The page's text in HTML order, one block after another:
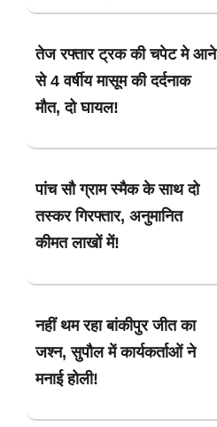
तेज रफ्तार ट्रक की चपेट मे आने
से 4 वर्षीय मासूम की दर्दनाक
मौत, दो घायल!
पांच सौ ग्राम स्मैक के साथ दो
तस्कर गिरफ्तार, अनुमानित
कीमत लाखों में!
नहीं थम रहा बांकीपुर जीत का
जश्न, सुपौल में कार्यकर्ताओं ने
मनाई होली!